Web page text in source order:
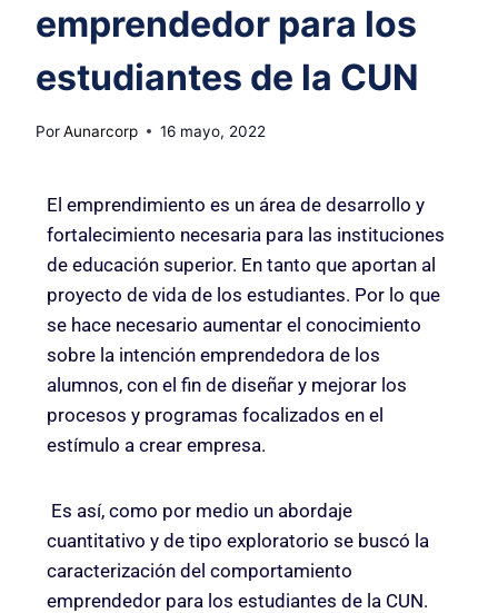
emprendedor para los
estudiantes de la CUN
PorAunarcorp 16 mayo, 2022
El emprendimiento es un área de desarrollo y
fortalecimiento necesaria para las instituciones
de educación superior. En tanto que aportan al
proyecto de vida de los estudiantes. Por lo que
se hace necesario aumentar el conocimiento
sobre la intención emprendedora de los
alumnos, con el fin de diseñar y mejorar los
procesos y programas focalizados en el
estímulo a crear empresa.
Es así, como por medio un abordaje
cuantitativo y de tipo exploratorio se buscó la
caracterización del comportamiento
emprendedor para los estudiantes de la CUN.